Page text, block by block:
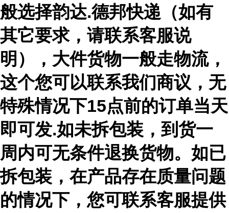
般选择韵达.德邦快递（如有
其它要求，请联系客服说
明），大件货物一般走物流，
这个您可以联系我们商议，无
特殊情况下15点前的订单当天
即可发.如未拆包装，到货一
周内可无条件退换货物。如已
拆包装，在产品存在质量问题
的情况下，您可联系客服提供